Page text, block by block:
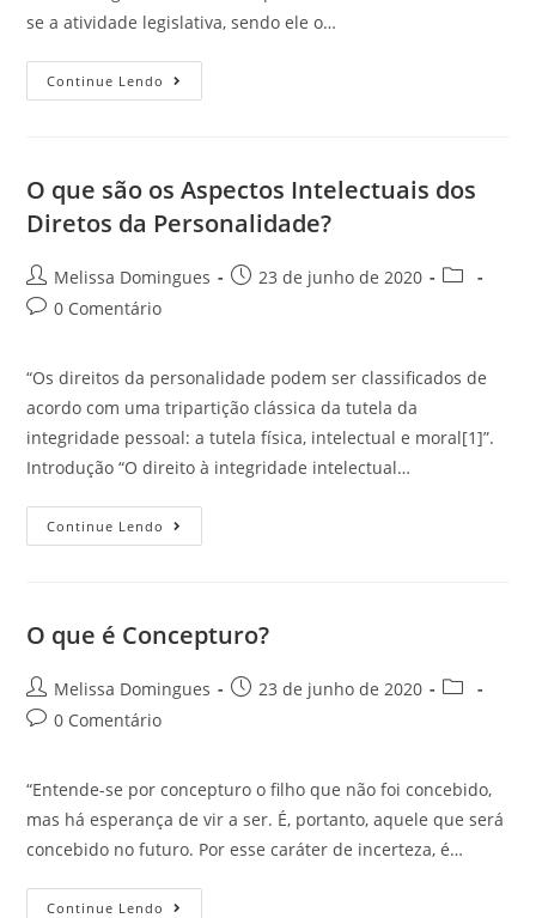
se a atividade legislativa, sendo ele o…
Continue Lendo
O que são os Aspectos Intelectuais dos
Diretos da Personalidade?
Melissa Domingues
23 de junho de 2020
0 Comentário
“Os direitos da personalidade podem ser classificados de
acordo com uma tripartição clássica da tutela da
integridade pessoal: a tutela física, intelectual e moral[1]”.
Introdução “O direito à integridade intelectual…
Continue Lendo
O que é Concepturo?
Melissa Domingues
23 de junho de 2020
0 Comentário
“Entende-se por concepturo o filho que não foi concebido,
mas há esperança de vir a ser. É, portanto, aquele que será
concebido no futuro. Por esse caráter de incerteza, é…
Continue Lendo